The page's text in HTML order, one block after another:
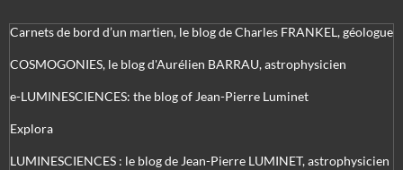
Carnets de bord d’un martien, le blog de Charles FRANKEL, géologue
COSMOGONIES, le blog d'Aurélien BARRAU, astrophysicien
e-LUMINESCIENCES: the blog of Jean-Pierre Luminet
Explora
LUMINESCIENCES : le blog de Jean-Pierre LUMINET, astrophysicien